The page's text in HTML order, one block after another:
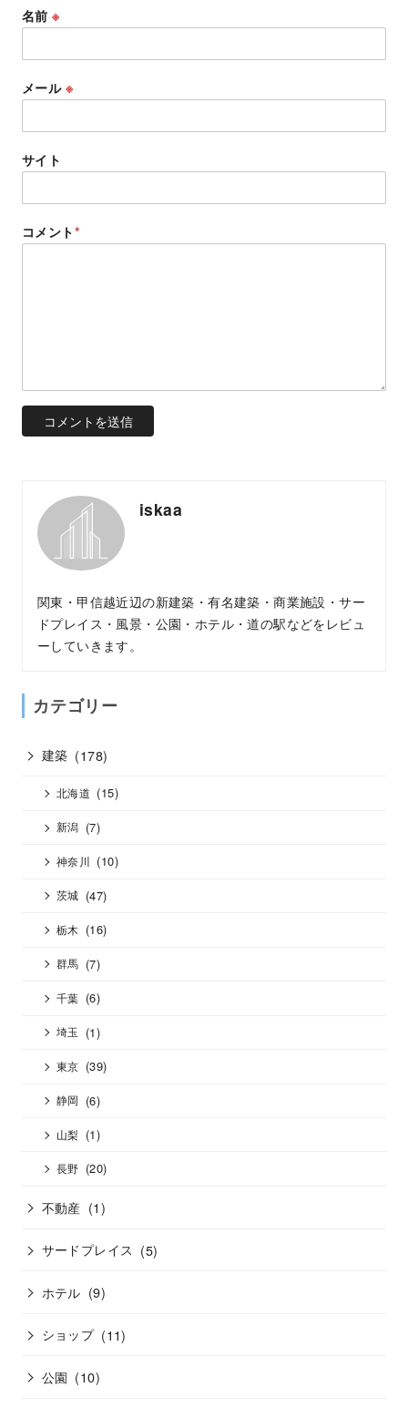
名前※
メール ※
サイト
コメント*
iskaa
関東・甲信越近辺の新建築・有名建築・商業施設・サー
ドプレイス・風景・公園・ホテル・道の駅などをレビュ
ーしていきます。
カテゴリー
建築 (178)
北海道 (15)
新潟 (7)
神奈川 (10)
茨城 (47)
栃木 (16)
群馬 (7)
千葉 (6)
埼玉 (1)
東京 (39)
静岡 (6)
山梨 (1)
長野 (20)
不動産 (1)
サードプレイス (5)
ホテル (9)
ショップ (11)
公園 (10)